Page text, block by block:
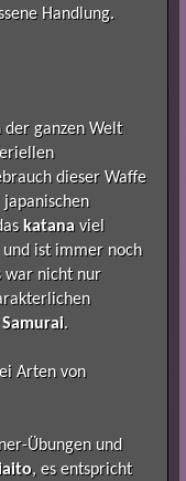
Handlung.
der ganzen Welt
dieser Waffe
katana viel
ist immer noch
war nicht nur
Samurai.
Arten von
Übungen und
, es entspricht